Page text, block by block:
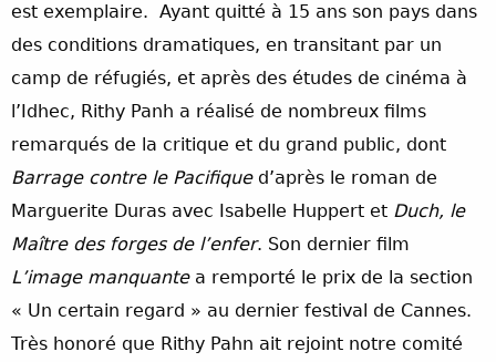
est exemplaire. Ayant quitté à 15 ans son pays dans
des conditions dramatiques, en transitant par un
camp de réfugiés, et après des études de cinéma à
l’Idhec, Rithy Panh a réalisé de nombreux films
remarqués de la critique et du grand public, dont
Barrage contrele Pacifiqued’après le roman de
Marguerite Duras avec Isabelle Huppert et Duch, le
Maître des forges de l’enfer. Son dernier film
L’image manquantea remporté le prix de la section
« Un certain regard » au dernier festival de Cannes.
Très honoré que Rithy Pahn ait rejoint notre comité